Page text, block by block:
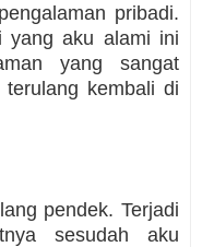
pribadi.
yang aku alami ini
yang sangat
kembali di
pendek. Terjadi
sesudah aku